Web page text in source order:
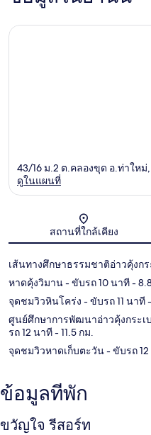
43/16 ม.2 ต.คลองขุด อ.ท่าใหม่
ดูในแผนที่
สถานที่ใกล้เคียง
เส้นทางศึกษาธรรมชาติอ่าวคุ้งก
หาดคุ้งวิมาน- ขับรถ 10 นาที-
จุดชมวิวหินโคร่ง - ขับรถ 11 นาที
ศูนย์ศึกษาการพัฒนาอ่าวคุ้งกระเ
รถ 12 นาที- 11.5 กม.
จุดชมวิวหาดเก็บตะวัน- ขับรถ
ข้อมูลที่พัก
ขวัญใจ รีสอร์ท